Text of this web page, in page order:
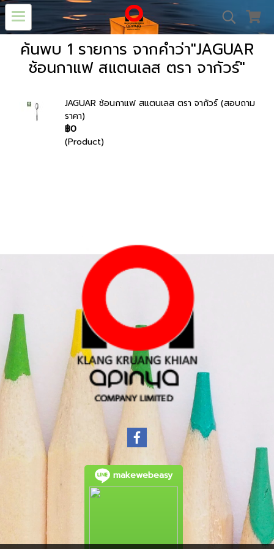
ค้นพบ 1 รายการ จากคำว่า"JAGUAR
ช้อนกาแฟ สแตนเลส ตรา จากัวร์"
JAGUAR ช้อนกาแฟ สแตนเลส ตรา จากัวร์ (สอบถาม
ราคา)
฿0
(Product)
makewebeasy